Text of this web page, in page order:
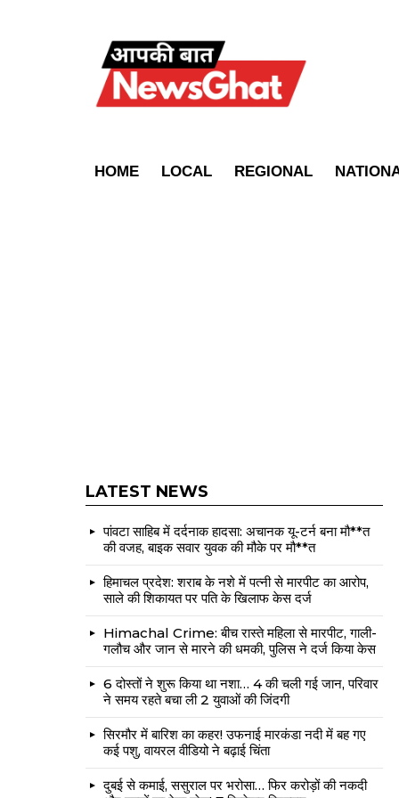
HOME LOCAL REGIONAL
LATEST NEWS
पांवटा साहिब में दर्दनाक हादसा: अचानक यू-टर्न बना मौ**त
की वजह, बाइक सवार युवक की मौके पर मौ**त
हिमाचल प्रदेश: शराब के नशे में पत्नी से मारपीट का आरोप,
साले की शिकायत पर पति के खिलाफ केस दर्ज
Himachal Crime: बीच रास्ते महिला से मारपीट, गाली-
गलौच और जान से मारने की धमकी, पुलिस ने दर्ज किया केस
6 दोस्तों ने शुरू किया था नशा… 4 की चली गई जान, परिवार
ने समय रहते बचा ली 2 युवाओं की जिंदगी
सिरमौर में बारिश का कहर! उफनाई मारकंडा नदी में बह गए
कई पशु, वायरल वीडियो ने बढ़ाई चिंता
दुबई से कमाई, ससुराल पर भरोसा… फिर करोड़ों की नकदी